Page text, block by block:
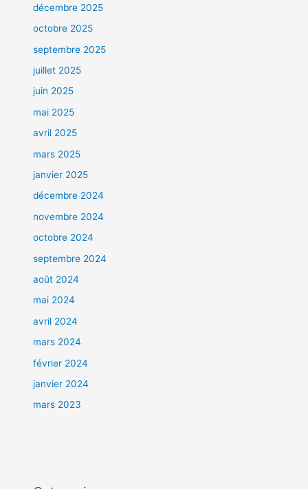
décembre 2025
octobre 2025
septembre 2025
juillet 2025
juin 2025
mai 2025
avril 2025
mars 2025
janvier 2025
décembre 2024
novembre 2024
octobre 2024
septembre 2024
août 2024
mai 2024
avril 2024
mars 2024
février 2024
janvier 2024
mars 2023